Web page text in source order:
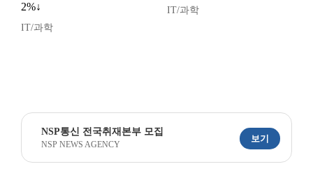
2%↓
IT/과학
IT/과학
NSP통신 전국취재본부 모집
NSP NEWS AGENCY
보기